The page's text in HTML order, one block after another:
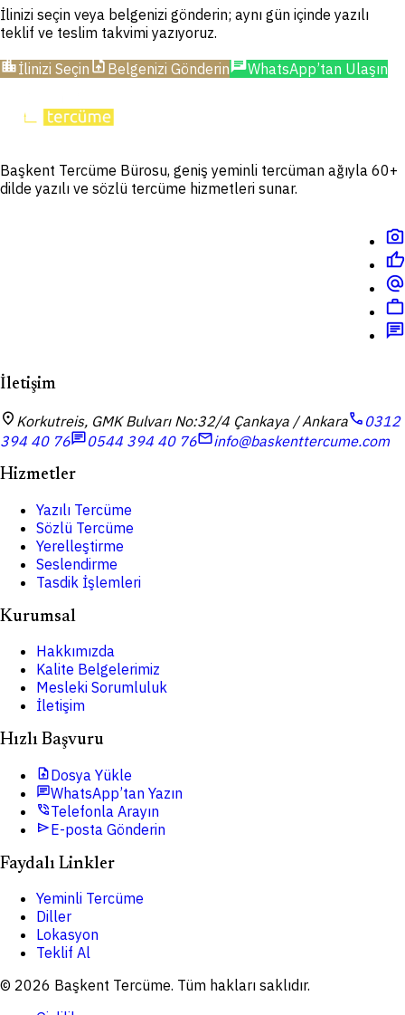
İlinizi seçin veya belgenizi gönderin; aynı gün içinde yazılı
teklif ve teslim takvimi yazıyoruz.
location_cityİlinizi Seçinupload_fileBelgenizi GönderinchatWhatsApp’tan Ulaşın
Başkent Tercüme Bürosu, geniş yeminli tercüman ağıyla 60+
dilde yazılı ve sözlü tercüme hizmetleri sunar.
photo_camera
thumb_up
alternate_email
work
chat
İletişim
location_on Korkutreis, GMK Bulvarı No:32/4 Çankaya / Ankaracall 0312
394 40 76chat0544 394 40 76mailinfo@baskenttercume.com
Hizmetler
Yazılı Tercüme
Sözlü Tercüme
Yerelleştirme
Seslendirme
Tasdik İşlemleri
Kurumsal
Hakkımızda
Kalite Belgelerimiz
Mesleki Sorumluluk
İletişim
Hızlı Başvuru
upload_fileDosya Yükle
chatWhatsApp’tan Yazın
phone_in_talkTelefonla Arayın
sendE-posta Gönderin
Faydalı Linkler
Yeminli Tercüme
Diller
Lokasyon
Teklif Al
© 2026 Başkent Tercüme. Tüm hakları saklıdır.